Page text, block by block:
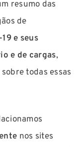
resumo das
de
e seus
e de cargas,
todas essas
nos sites